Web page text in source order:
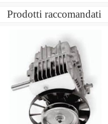
Prodotti raccomandati